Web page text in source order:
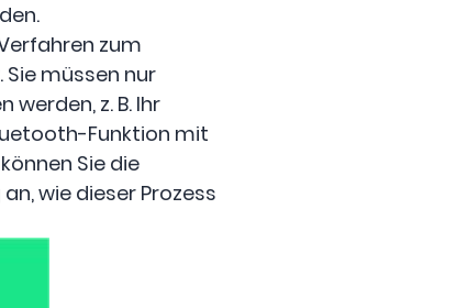
zum
müssen nur
z. B. Ihr
Funktion mit
Sie die
wie dieser Prozess